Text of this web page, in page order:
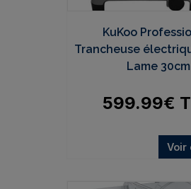
KuKoo
Trancheuse
Lame 30cm
599.99€
Voir